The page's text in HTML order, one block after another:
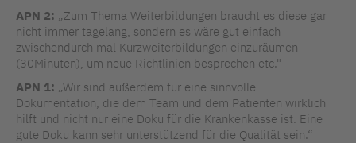
APN 2: „Zum Thema Weiterbildungen braucht es diese gar
nicht immer tagelang, sondern es wäre gut einfach
zwischendurch mal Kurzweiterbildungen einzuräumen
(30Minuten), um neue Richtlinien besprechen etc."
APN 1: „Wir sind außerdem für eine sinnvolle
Dokumentation, die dem Team und dem Patienten wirklich
hilft und nicht nur eine Doku für die Krankenkasse ist. Eine
gute Doku kann sehr unterstützend für die Qualität sein.“